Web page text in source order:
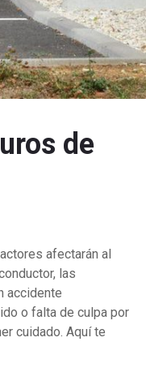
de
afectarán al
las
accidente
o falta de culpa por
cuidado. Aquí te